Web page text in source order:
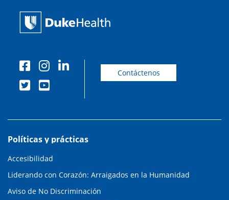
Contáctenos
Políticas y prácticas
Accesibilidad
Liderando con Corazón: Arraigados en la Humanidad
Aviso de No Discriminación